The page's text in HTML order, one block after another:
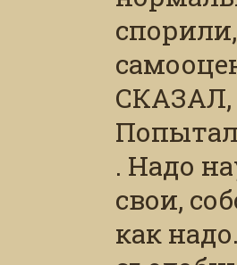
СКАЗАЛ,
. Надо
свои,
как